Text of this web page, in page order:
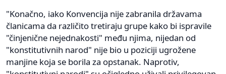
"Konačno, iako Konvencija nije zabranila državama
članicama da različito tretiraju grupe kako bi ispravile
"činjenične nejednakosti" među njima, nijedan od
"konstitutivnih narod" nije bio u poziciji ugrožene
manjine koja se borila za opstanak. Naprotiv,